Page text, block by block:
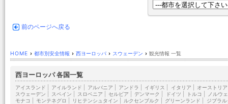
前のページへ戻る
HOME › 都市別安全情報 › 西ヨーロッパ › スウェーデン › 観光情報 一覧
西ヨーロッパ 各国一覧
アイスランド アイルランド アルバニア アンドラ イギリス イタリア オーストリア
スウェーデン
スペイン スロベニア セルビア デンマーク ドイツ トルコ
ノルウ
モナコ
モンテネグロ リヒテンシュタイン ルクセンブルク グリーンランド ジブラル